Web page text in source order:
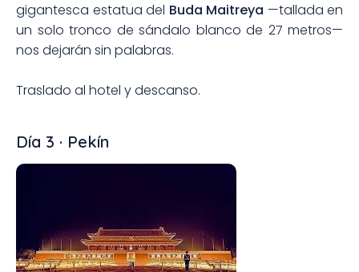
gigantesca estatua del Buda Maitreya —tallada en
un solo tronco de sándalo blanco de 27 metros—
nos dejarán sin palabras.
Traslado al hotel y descanso.
Día 3 · Pekín